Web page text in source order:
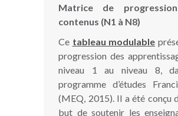
Matrice de
contenus (N1 à N8)
Ce tableau modulable
progression des
niveau 1 au niveau 8,
programme d’études
(MEQ, 2015). Il a été conçu
but de soutenir les